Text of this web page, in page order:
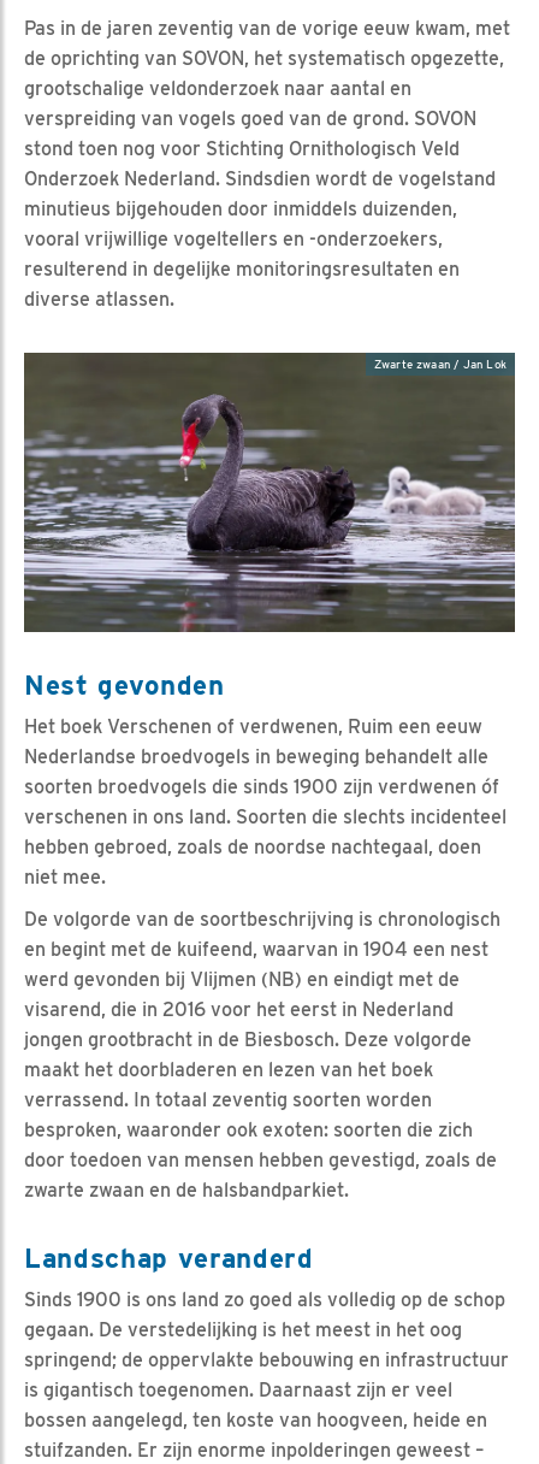
Pas in de jaren zeventig van de vorige eeuw kwam, met
de oprichting van SOVON, het systematisch opgezette,
grootschalige veldonderzoek naar aantal en
verspreiding van vogels goed van de grond. SOVON
stond toen nog voor Stichting Ornithologisch Veld
Onderzoek Nederland. Sindsdien wordt de vogelstand
minutieus bijgehouden door inmiddels duizenden,
vooral vrijwillige vogeltellers en -onderzoekers,
resulterend in degelijke monitoringsresultaten en
diverse atlassen.
Zwarte zwaan / Jan Lok
Nest gevonden
Het boek Verschenen of verdwenen, Ruim een eeuw
Nederlandse broedvogels in beweging behandelt alle
soorten broedvogels die sinds 1900 zijn verdwenen óf
verschenen in ons land. Soorten die slechts incidenteel
hebben gebroed, zoals de noordse nachtegaal, doen
niet mee.
De volgorde van de soortbeschrijving is chronologisch
en begint met de kuifeend, waarvan in 1904 een nest
werd gevonden bij Vlijmen (NB) en eindigt met de
visarend, die in 2016 voor het eerst in Nederland
jongen grootbracht in de Biesbosch. Deze volgorde
maakt het doorbladeren en lezen van het boek
verrassend. In totaal zeventig soorten worden
besproken, waaronder ook exoten: soorten die zich
door toedoen van mensen hebben gevestigd, zoals de
zwarte zwaan en de halsbandparkiet.
Landschap veranderd
Sinds 1900 is ons land zo goed als volledig op de schop
gegaan. De verstedelijking is het meest in het oog
springend; de oppervlakte bebouwing en infrastructuur
is gigantisch toegenomen. Daarnaast zijn er veel
bossen aangelegd, ten koste van hoogveen, heide en
stuifzanden. Er zijn enorme inpolderingen geweest –